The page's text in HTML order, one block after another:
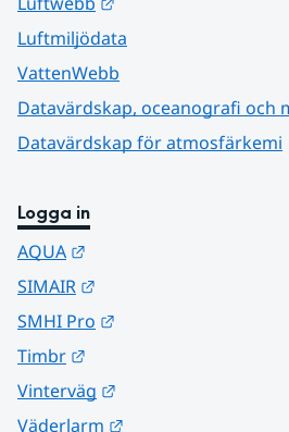
Luftmiljödata
VattenWebb
Datavärdskap, oceanografi och
Datavärdskap för atmosfärkemi
Logga in
AQUA
SIMAIR
SMHI Pro
Timbr
Vinterväg
Väderlarm